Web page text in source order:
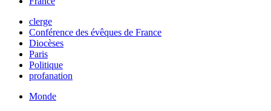
clerge
Conférence des évêques de France
Diocèses
Paris
Politique
profanation
Monde